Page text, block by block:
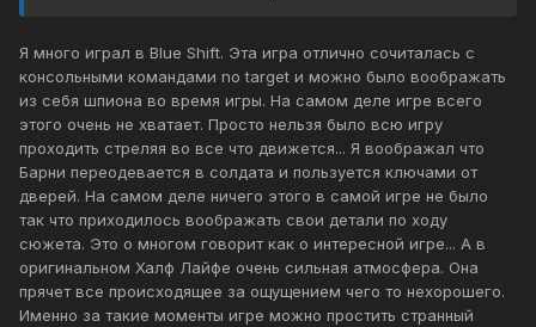
Я много играл в Blue Shift. Эта игра отлично сочиталась с
консольными командами no target и можно было воображать
из себя шпиона во время игры. На самом деле игре всего
этого очень не хватает. Просто нельзя было всю игру
проходить стреляя во все что движется... Я воображал что
Барни переодевается в солдата и пользуется ключами от
дверей. На самом деле ничего этого в самой игре не было
так что приходилось воображать свои детали по ходу
сюжета. Это о многом говорит как о интересной игре... А в
оригинальном Халф Лайфе очень сильная атмосфера. Она
прячет все происходящее за ощущением чего то нехорошего.
Именно за такие моменты игре можно простить странный